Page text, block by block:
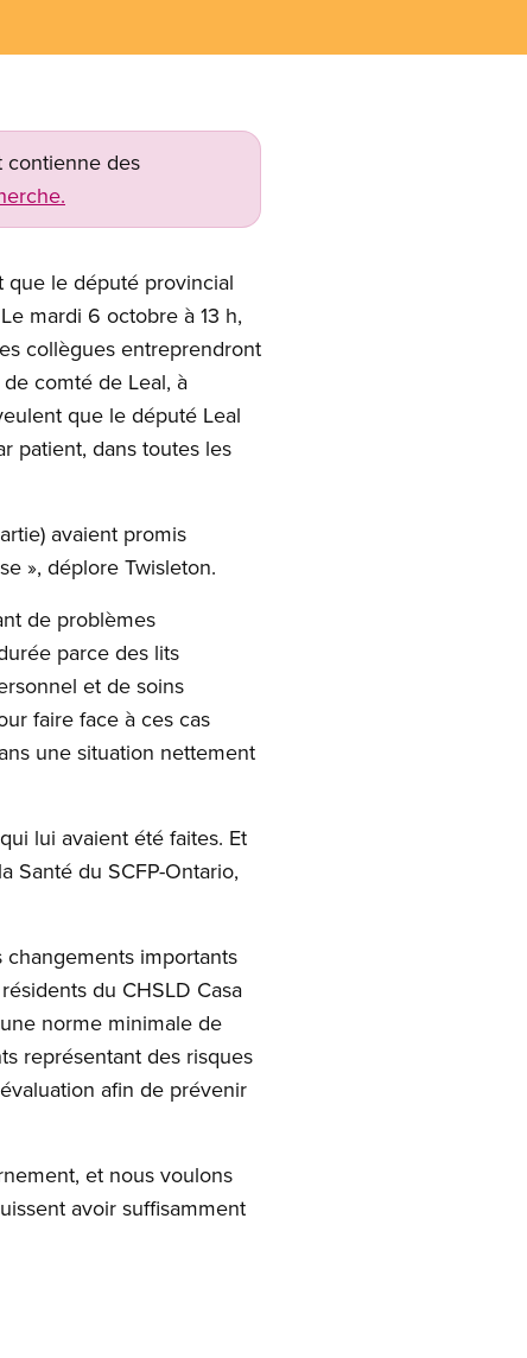
contienne des
que le député provincial
mardi 6 octobre à 13 h,
collègues entreprendront
comté de Leal, à
que le député Leal
patient, dans toutes les
avaient promis
», déplore Twisleton.
de problèmes
parce des lits
et de soins
faire face à ces cas
une situation nettement
lui avaient été faites. Et
Santé du SCFP-Ontario,
importants
du CHSLD Casa
norme minimale de
représentant des risques
afin de prévenir
et nous voulons
avoir suffisamment